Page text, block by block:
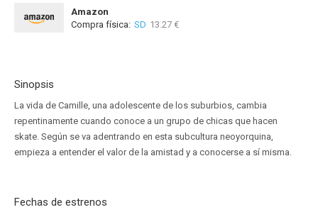
Amazon
Compra física: SD 13.27 €
Sinopsis
La vida de Camille, una adolescente de los suburbios, cambia
repentinamente cuando conoce a un grupo de chicas que hacen
skate. Según se va adentrando en esta subcultura neoyorquina,
empieza a entender el valor de la amistad y a conocerse a sí misma.
Fechas de estrenos